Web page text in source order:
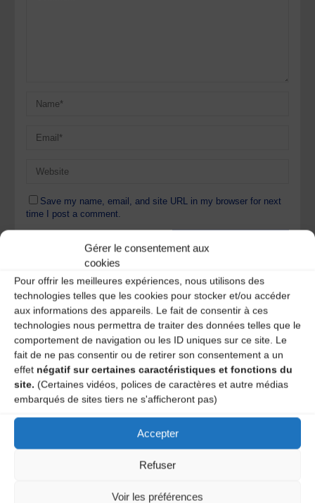
Gérer le consentement aux
cookies
Pour offrir les meilleures expériences, nous utilisons des
technologies telles que les cookies pour stocker et/ou accéder
aux informations des appareils. Le fait de consentir à ces
technologies nous permettra de traiter des données telles que le
comportement de navigation ou les ID uniques sur ce site. Le
fait de ne pas consentir ou de retirer son consentement a un
effet négatif sur certaines caractéristiques et fonctions du
site. (Certaines vidéos, polices de caractères et autre médias
embarqués de sites tiers ne s'afficheront pas)
Accepter
Refuser
Voir les préférences
Save my name, email, and site URL in my browser for next
time I post a comment.
Ce site utilise Akismet pour réduire les indésirables.
savoir plus sur la façon dont les données de vos
commentaires sont traitées.
A DECOUVRIR :